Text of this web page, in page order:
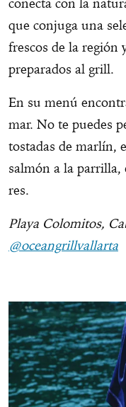
conecta con la
que conjuga una
frescos de la región
preparados al grill.
En su menú
mar. No te puedes
tostadas de marlín,
salmón a la
res.
Playa Colomitos,
@oceangrillvallarta